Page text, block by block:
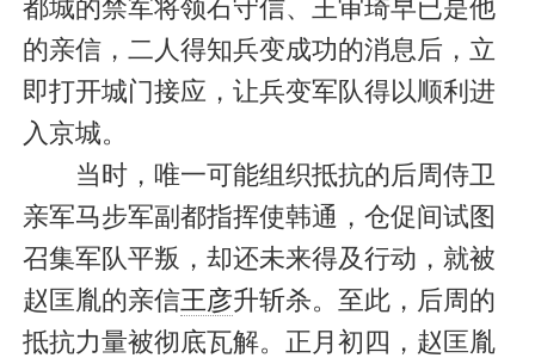
都城的禁军将领石守信、王审琦早已是他
的亲信，二人得知兵变成功的消息后，立
即打开城门接应，让兵变军队得以顺利进
入京城。
当时，唯一可能组织抵抗的后周侍卫
亲军马步军副都指挥使韩通，仓促间试图
召集军队平叛，却还未来得及行动，就被
赵匡胤的亲信王彦升斩杀。至此，后周的
抵抗力量被彻底瓦解。正月初四，赵匡胤